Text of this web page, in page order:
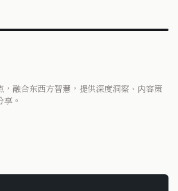
，融合东西方智慧，提供深度洞察、内容策
。